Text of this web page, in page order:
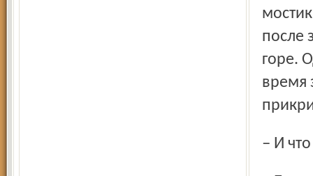
после
горе.
время
– И